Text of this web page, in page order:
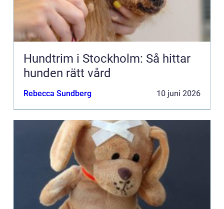
Hundtrim i Stockholm: Så hittar
hunden rätt vård
Rebecca Sundberg 10 juni 2026